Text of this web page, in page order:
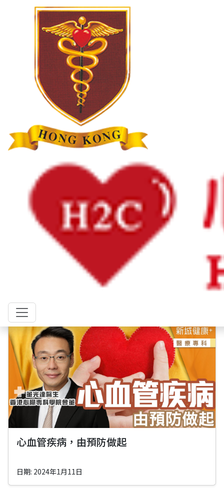
心臟資訊
心律不整 心臟猝死
女性心臟病
高膽固醇及血脂異常
1分鐘學多啲
心臟病
心肌梗塞非老人專利 臨床所見三、四成患
心血管疾病，由預防做起
日期: 2024年1月11日